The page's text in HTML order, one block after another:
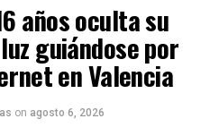
años oculta su
guiándose por
en Valencia
on agosto 6, 2026